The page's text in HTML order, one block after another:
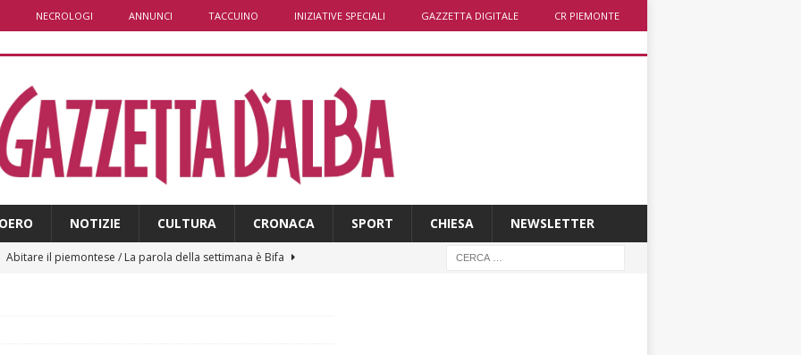
NECROLOGI ANNUNCI TACCUINO INIZIATIVE SPECIALI GAZZETTA DIGITALE CR PIEMONTE
NOTIZIE CULTURA CRONACA SPORT CHIESA NEWSLETTER
Abitare il piemontese / La parola della settimana è Bifa